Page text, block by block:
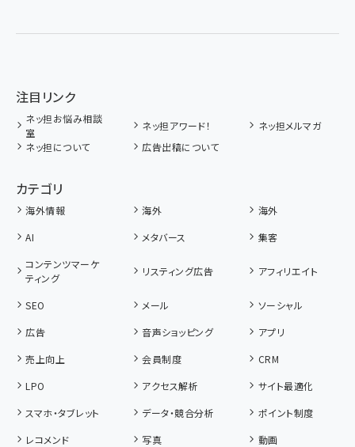
注目リンク
ネッ担お悩み相談
室
ネッ担アワード！
ネッ担メルマガ
ネッ担について
広告出稿について
カテゴリ
海外情報 海外
海外
AI
メタバース
集客
コンテンツマーケ
ティング
リスティング広告 アフィリエイト
SEO メール
ソーシャル
広告
音声ショッピング
アプリ
売上向上
会員制度
CRM
LPO
アクセス解析
サイト最適化
スマホ・タブレット
データ・競合分析
ポイント制度
レコメンド
写真 動画